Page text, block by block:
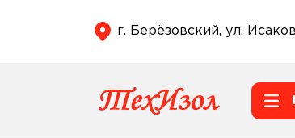
г. Берёзовский, ул.